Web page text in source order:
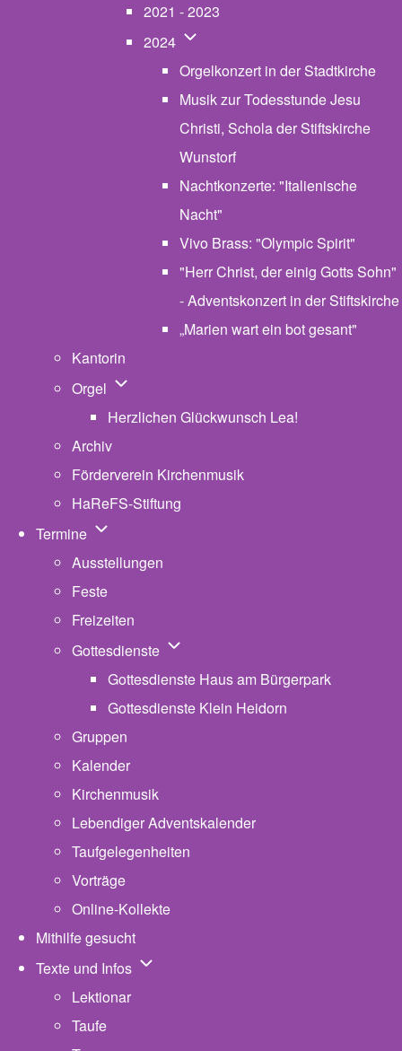
2021 - 2023
2024 Unternavigation von 2024
Orgelkonzert in der Stadtkirche
Musik zur Todesstunde Jesu
Christi, Schola der Stiftskirche
Wunstorf
Nachtkonzerte: "Italienische
Nacht"
Vivo Brass: "Olympic Spirit"
"Herr Christ, der einig Gotts Sohn"
- Adventskonzert in der Stiftskirche
„Marien wart ein bot gesant"
Kantorin
Orgel Unternavigation von Orgel
Herzlichen Glückwunsch Lea!
Archiv
Förderverein Kirchenmusik
HaReFS-Stiftung
Termine Unternavigation von Termine
Ausstellungen
Feste
Freizeiten
Gottesdienste Unternavigation von Gottesdienste
Gottesdienste Haus am Bürgerpark
Gottesdienste Klein Heidorn
Gruppen
Kalender
Kirchenmusik
Lebendiger Adventskalender
Taufgelegenheiten
Vorträge
Online-Kollekte
Mithilfe gesucht
Texte und Infos Unternavigation von Texte und Infos
Lektionar
Taufe